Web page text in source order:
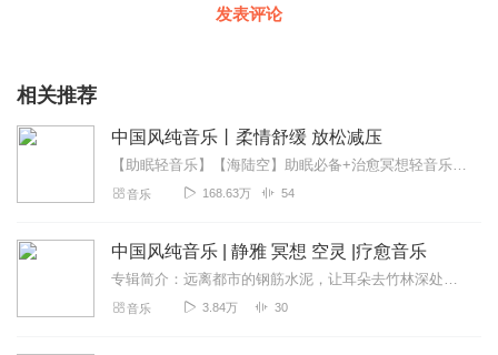
发表评论
相关推荐
中国风纯音乐丨柔情舒缓 放松减压
【助眠轻音乐】【海陆空】助眠必备+治愈冥想轻音乐【大自然白噪音】静心助眠+减压催眠【听自然的音乐助你入眠】助眠古风音乐《中国风纯音乐》以安静，柔美，古香古色的意...
音乐 168.63万 54
中国风纯音乐 | 静雅 冥想 空灵 |疗愈音乐
专辑简介：远离都市的钢筋水泥，让耳朵去竹林深处深呼吸。本专辑精选多首疗愈系中国风纯音乐，以舒缓的节奏与空灵的音色，为您搭建一个冥想、阅读或助眠的精神庇护所。清脆...
音乐 3.84万 30